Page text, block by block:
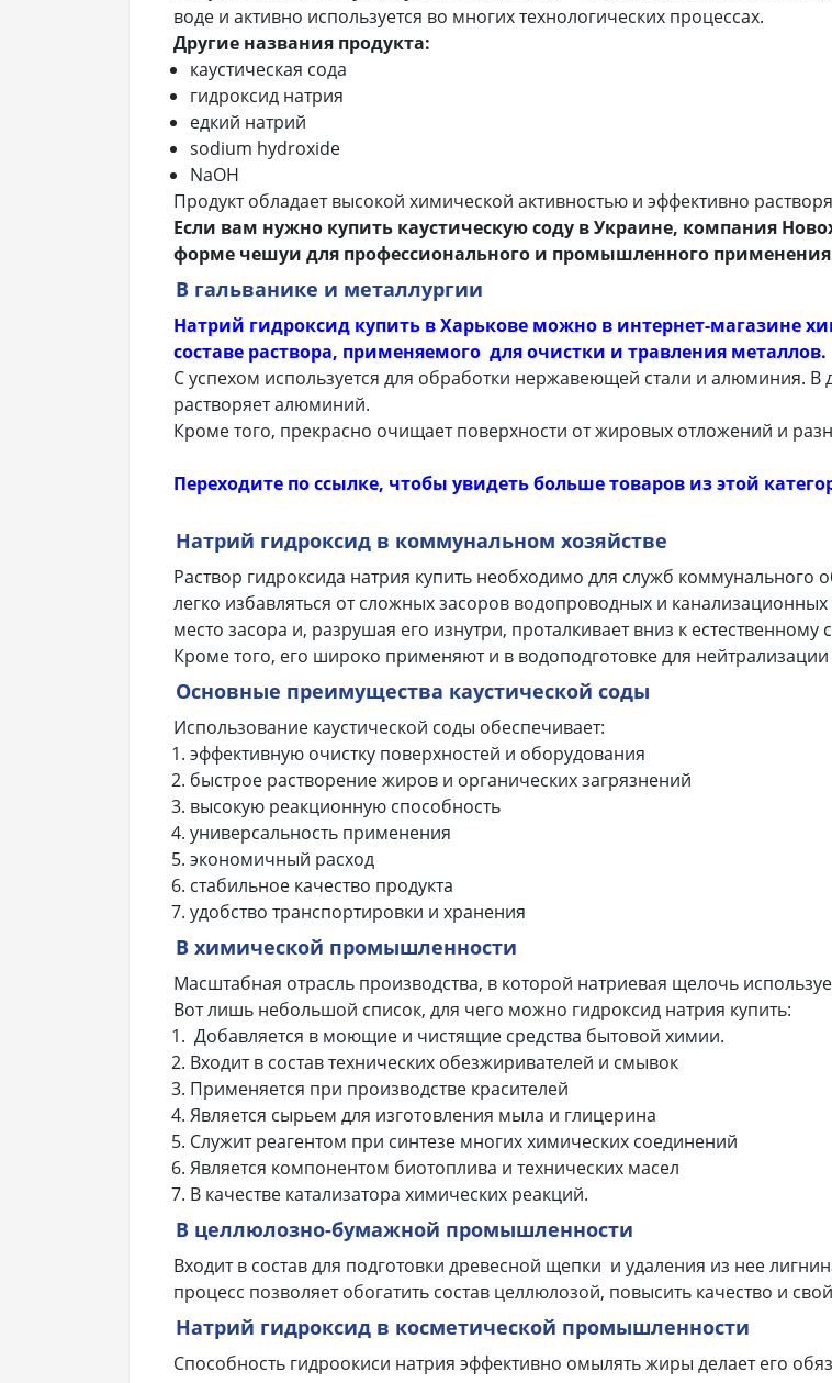
воде и активно используется во многих технологических процессах.
Другие названия продукта:
каустическая сода
гидроксид натрия
едкий натрий
sodium hydroxide
NaOH
Продукт обладает высокой химической активностью и эффективно
Если вам нужно купить каустическую соду в Украине, компания
форме чешуи для профессионального и промышленного
В гальванике и металлургии
Натрий гидроксид купить в Харькове можно в интернет-магазине
составе раствора, применяемого для очистки и травления металлов.
С успехом используется для обработки нержавеющей стали и алюминия. В
растворяет алюминий.
Кроме того, прекрасно очищает поверхности от жировых отложений и
Переходите по ссылке, чтобы увидеть больше товаров из этой
Натрий гидроксид в коммунальном хозяйстве
Раствор гидроксида натрия купить необходимо для служб коммунального
легко избавляться от сложных засоров водопроводных и
место засора и, разрушая его изнутри, проталкивает вниз к естественному
Кроме того, его широко применяют и в водоподготовке для
Основные преимущества каустической соды
Использование каустической соды обеспечивает:
эффективную очистку поверхностей и оборудования
быстрое растворение жиров и органических загрязнений
высокую реакционную способность
универсальность применения
экономичный расход
стабильное качество продукта
удобство транспортировки и хранения
В химической промышленности
Масштабная отрасль производства, в которой натриевая щелочь
Вот лишь небольшой список, для чего можно гидроксид натрия купить:
Добавляется в моющие и чистящие средства бытовой химии.
Входит в состав технических обезжиривателей и смывок
Применяется при производстве красителей
Является сырьем для изготовления мыла и глицерина
Служит реагентом при синтезе многих химических соединений
Является компонентом биотоплива и технических масел
В качестве катализатора химических реакций.
В целлюлозно-бумажной промышленности
Входит в состав для подготовки древесной щепки и удаления из нее
процесс позволяет обогатить состав целлюлозой, повысить качество и
Натрий гидроксид в косметической промышленности
Способность гидроокиси натрия эффективно омылять жиры делает его